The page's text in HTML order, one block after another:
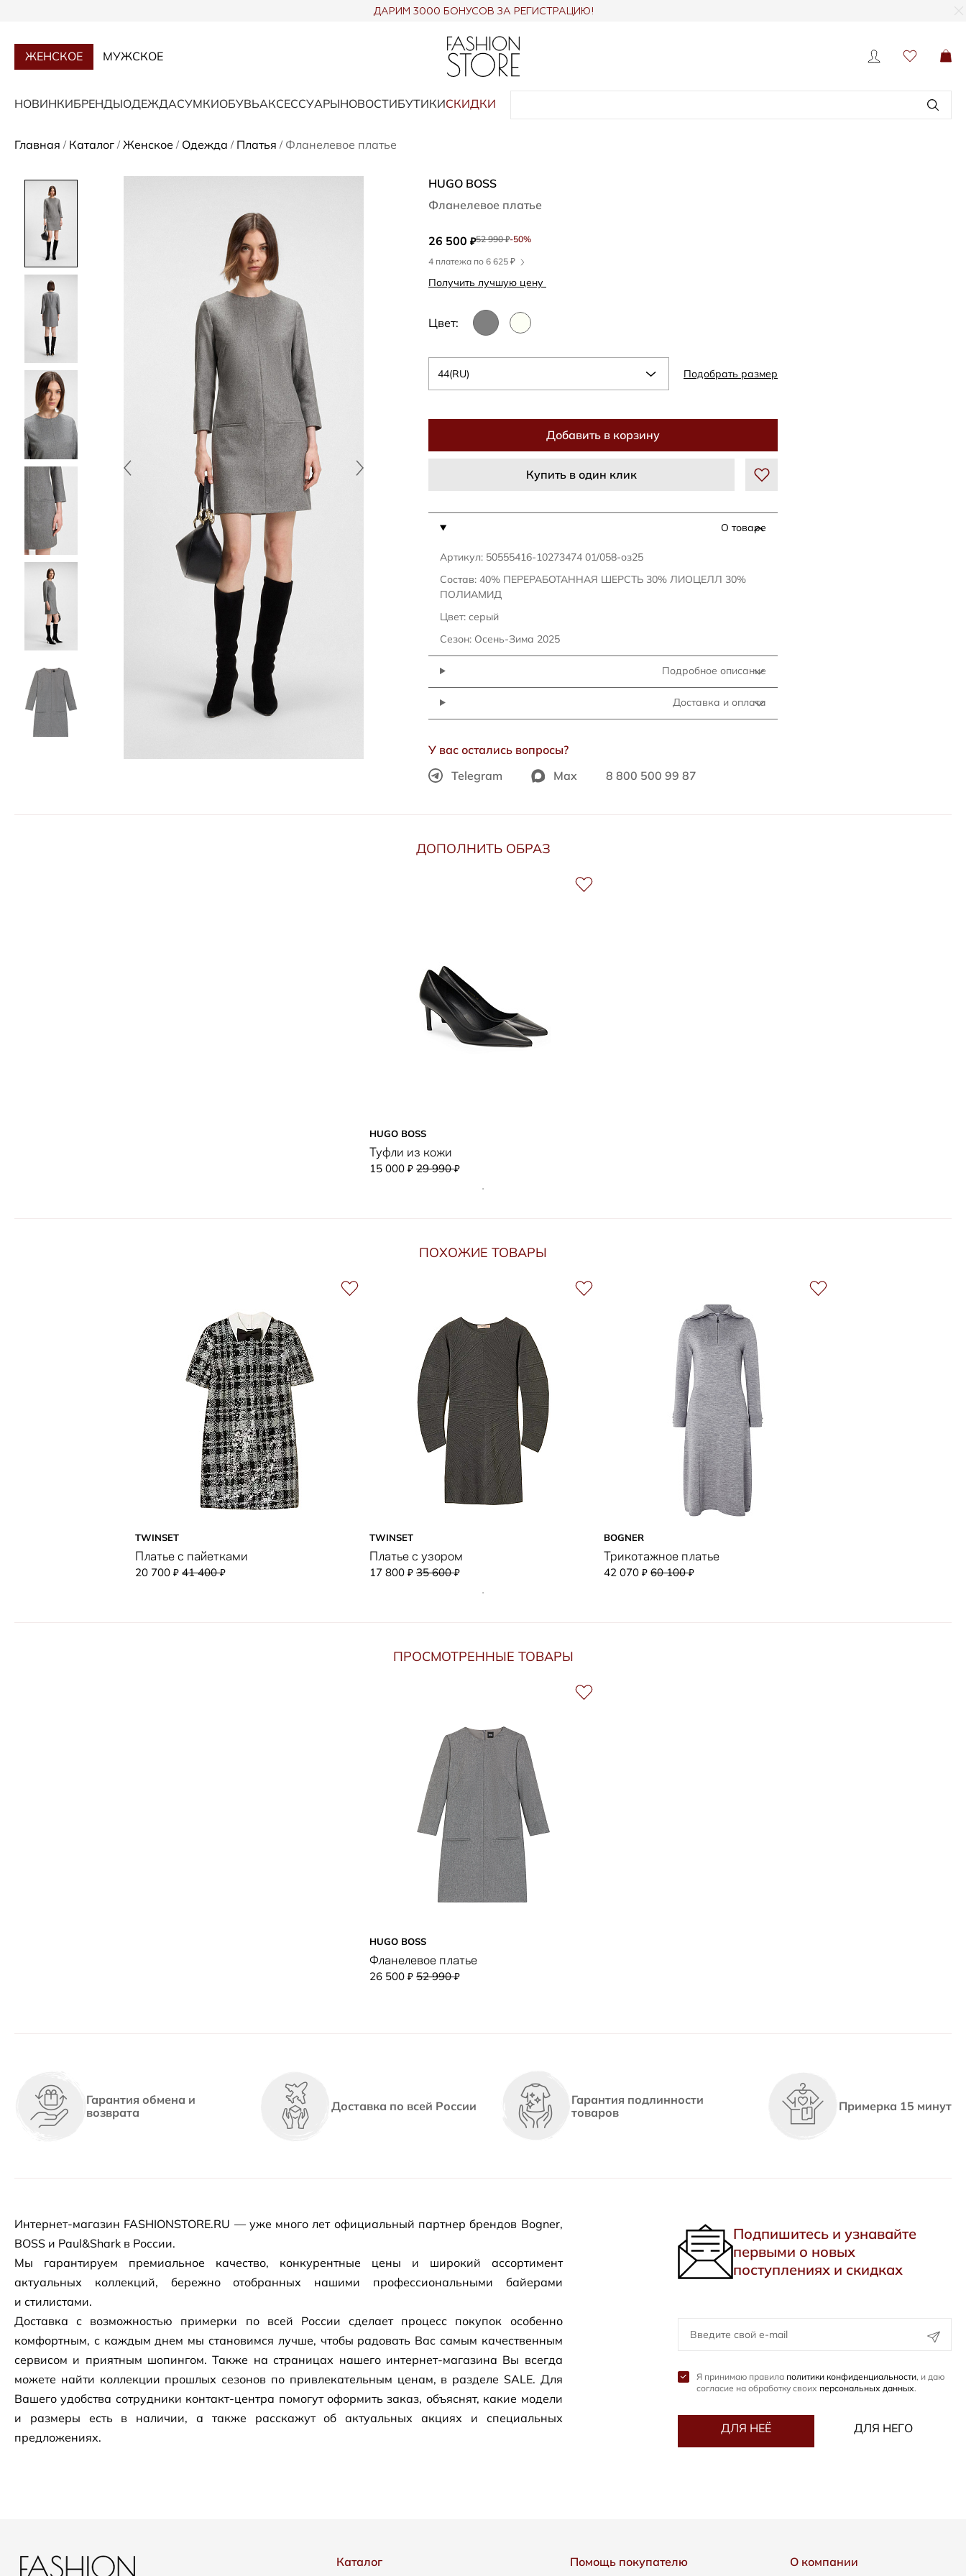
ДАРИМ 3000 БОНУСОВ ЗА РЕГИСТРАЦИЮ!
ЖЕНСКОЕ МУЖСКОЕ
НОВИНКИБРЕНДЫОДЕЖДАСУМКИОБУВЬАКСЕССУАРЫНОВОСТИБУТИКИСКИДКИ
Главная / Каталог / Женское / Одежда / Платья / Фланелевое платье
HUGO BOSS
Фланелевое платье
26 500 ₽52 990₽-50%
4 платежа по 6 625 ₽
Получить лучшую цену
Цвет:
44(RU) Подобрать размер
Добавить в корзину
Купить в один клик
О товаре
Артикул: 50555416-10273474 01/058-оз25
Состав: 40% ПЕРЕРАБОТАННАЯ ШЕРСТЬ 30% ЛИОЦЕЛЛ 30%
ПОЛИАМИД
Цвет: серый
Сезон: Осень-Зима 2025
Подробное описание
Доставка и оплата
У вас остались вопросы?
Telegram
Max 8 800 500 99 87
ДОПОЛНИТЬ ОБРАЗ
HUGO BOSS
Туфли из кожи
15 000 ₽ 29 990₽
ПОХОЖИЕ ТОВАРЫ
TWINSET
Платье с пайетками
20 700 ₽ 41 400₽
TWINSET
Платье с узором
17 800 ₽ 35 600₽
BOGNER
Трикотажное платье
42 070 ₽ 60 100₽
ПРОСМОТРЕННЫЕ ТОВАРЫ
HUGO BOSS
Фланелевое платье
26 500 ₽ 52 990₽
Гарантия обмена и
возврата
Доставка по всей России
Гарантия подлинности
товаров
Примерка 15 минут
Интернет-магазин FASHIONSTORE.RU — уже много лет официальный партнер брендов Bogner,
BOSS и Paul&Shark в России.
Мы гарантируем премиальное качество, конкурентные цены и широкий ассортимент
актуальных коллекций, бережно отобранных нашими профессиональными байерами
и стилистами.
Доставка с возможностью примерки по всей России сделает процесс покупок особенно
комфортным, с каждым днем мы становимся лучше, чтобы радовать Вас самым качественным
сервисом и приятным шопингом. Также на страницах нашего интернет-магазина Вы всегда
можете найти коллекции прошлых сезонов по привлекательным ценам, в разделе SALE. Для
Вашего удобства сотрудники контакт-центра помогут оформить заказ, объяснят, какие модели
и размеры есть в наличии, а также расскажут об актуальных акциях и специальных
предложениях.
Подпишитесь и узнавайте
первыми о новых
поступлениях и скидках
Я принимаю правила политики конфиденциальности, и даю
согласие на обработку своих персональных данных.
ДЛЯ НЕЁ ДЛЯ НЕГО
Каталог Помощь покупателю О компании